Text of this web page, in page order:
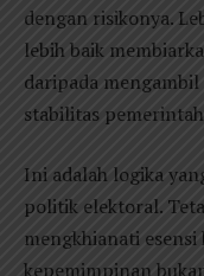
dengan risikonya.
lebih baik
daripada
stabilitas
Ini adalah logika
politik elektoral.
mengkhianati esensi
kepemimpinan